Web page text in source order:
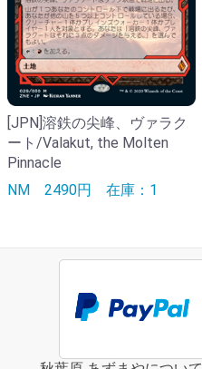
[JPN]溶鉄の尖峰、ヴァラク
ート/Valakut, the Molten
Pinnacle
NM 2490円 在庫：1